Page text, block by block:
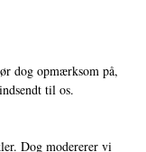
dog opmærksom på,
til os.
Dog modererer vi